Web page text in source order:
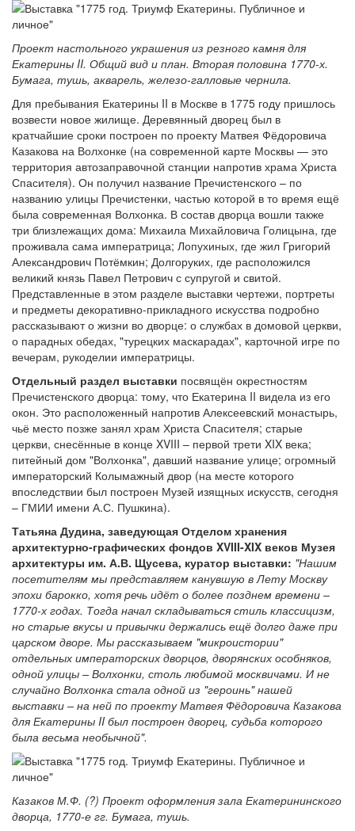
Проект настольного украшения из резного камня для
Екатерины II. Общий вид и план. Вторая половина 1770-х.
Бумага, тушь, акварель, железо-галловые чернила.
Для пребывания Екатерины II в Москве в 1775 году пришлось
возвести новое жилище. Деревянный дворец был в
кратчайшие сроки построен по проекту Матвея Фёдоровича
Казакова на Волхонке (на современной карте Москвы — это
территория автозаправочной станции напротив храма Христа
Спасителя). Он получил название Пречистенского – по
названию улицы Пречистенки, частью которой в то время ещё
была современная Волхонка. В состав дворца вошли также
три близлежащих дома: Михаила Михайловича Голицына, где
проживала сама императрица; Лопухиных, где жил Григорий
Александрович Потёмкин; Долгоруких, где расположился
великий князь Павел Петрович с супругой и свитой.
Представленные в этом разделе выставки чертежи, портреты
и предметы декоративно-прикладного искусства подробно
рассказывают о жизни во дворце: о службах в домовой церкви,
о парадных обедах, "турецких маскарадах", карточной игре по
вечерам, рукоделии императрицы.
Отдельный раздел выставки посвящён окрестностям
Пречистенского дворца: тому, что Екатерина II видела из его
окон. Это расположенный напротив Алексеевский монастырь,
чьё место позже занял храм Христа Спасителя; старые
церкви, снесённые в конце XVIII – первой трети XIX века;
питейный дом "Волхонка", давший название улице; огромный
императорский Колымажный двор (на месте которого
впоследствии был построен Музей изящных искусств, сегодня
– ГМИИ имени А.С. Пушкина).
Татьяна Дудина, заведующая Отделом хранения
архитектурно-графических фондов XVIII-XIX веков Музея
архитектуры им. А.В. Щусева, куратор выставки: "Нашим
посетителям мы представляем канувшую в Лету Москву
эпохи барокко, хотя речь идёт о более позднем времени –
1770-х годах. Тогда начал складываться стиль классицизм,
но старые вкусы и привычки держались ещё долго даже при
царском дворе. Мы рассказываем "микроистории"
отдельных императорских дворцов, дворянских особняков,
одной улицы – Волхонки, столь любимой москвичами. И не
случайно Волхонка стала одной из "героинь" нашей
выставки – на ней по проекту Матвея Фёдоровича Казакова
для Екатерины II был построен дворец, судьба которого
была весьма необычной".
Казаков М.Ф. (?) Проект оформления зала Екатерининского
дворца, 1770-е гг. Бумага, тушь.